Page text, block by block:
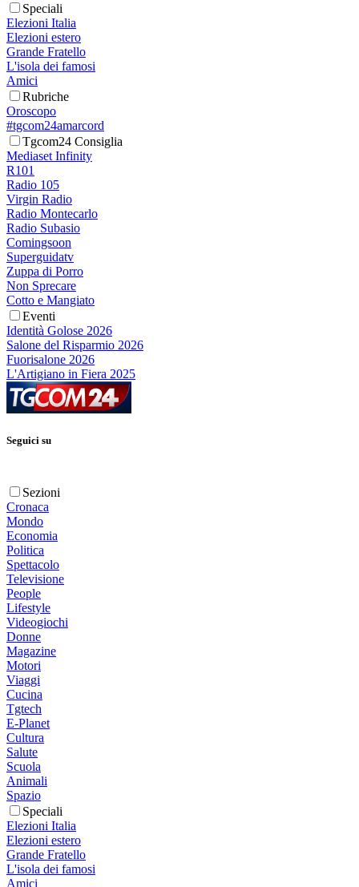
Speciali
Elezioni Italia
Elezioni estero
Grande Fratello
L'isola dei famosi
Amici
Rubriche
Oroscopo
#tgcom24amarcord
Tgcom24 Consiglia
Mediaset Infinity
R101
Radio 105
Virgin Radio
Radio Montecarlo
Radio Subasio
Comingsoon
Superguidatv
Zuppa di Porro
Non Sprecare
Cotto e Mangiato
Eventi
Identità Golose 2026
Salone del Risparmio 2026
Fuorisalone 2026
L'Artigiano in Fiera 2025
Seguici su
Sezioni
Cronaca
Mondo
Economia
Politica
Spettacolo
Televisione
People
Lifestyle
Videogiochi
Donne
Magazine
Motori
Viaggi
Cucina
Tgtech
E-Planet
Cultura
Salute
Scuola
Animali
Spazio
Speciali
Elezioni Italia
Elezioni estero
Grande Fratello
L'isola dei famosi
Amici